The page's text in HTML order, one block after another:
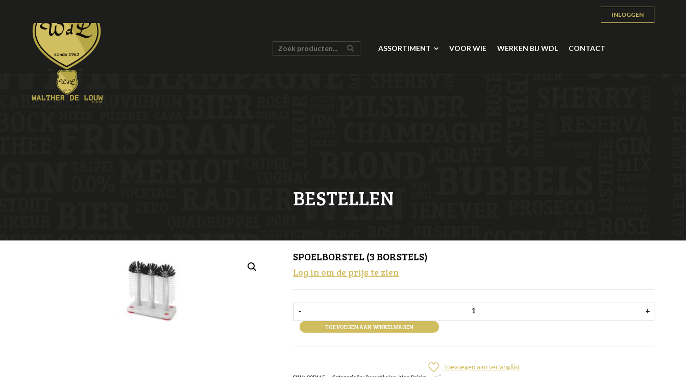
INLOGGEN
ASSORTIMENT VOOR WIE WERKEN BIJ WDL CONTACT
BESTELLEN
SPOELBORSTEL (3 BORSTELS)
Log in om de prijs te zien
- Spoelborstel (3 borstels) aantal +
TOEVOEGEN AAN WINKELWAGEN
Toevoegen aan verlanglijst